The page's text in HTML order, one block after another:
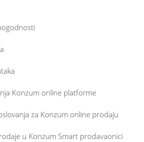
Konzum online platforme
za Konzum online prodaju
u Konzum Smart prodavaonici